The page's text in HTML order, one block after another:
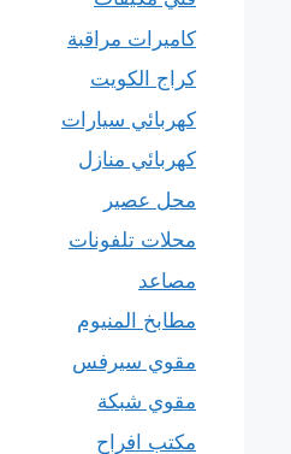
كاميرات مراقبة
كراج الكويت
كهربائي سيارات
كهربائي منازل
محل عصير
محلات تلفونات
مصاعد
مطابخ المنيوم
مقوي سيرفس
مقوي شبكة
مكتب افراح